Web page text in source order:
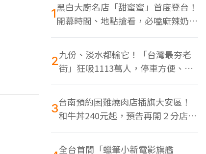
1黑白大廚名店「甜蜜蜜」首度登台！
開幕時間、地點搶看，必嗑麻辣奶油
蝦
2九份、淡水都輸它！「台灣最夯老
街」狂吸1113萬人，停車方便、特
色美食多
3台南預約困難燒肉店插旗大安區！
和牛丼240元起，預告再開２分店、
地點曝光
全台首間「蠟筆小新電影旗艦